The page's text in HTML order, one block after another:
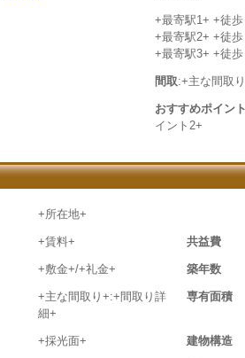
+最寄駅1+ +徒
+最寄駅2+ +徒
+最寄駅3+ +徒
間取:+主な間取
おすすめポイン
イント2+
+所在地+
+賃料+ 共益費
+敷金+/+礼金+ 築年数
+主な間取り+:+間取り詳
細+
専有面積
+採光面+ 建物構造